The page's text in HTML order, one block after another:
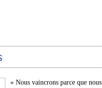
« Nous vaincrons parce que nous